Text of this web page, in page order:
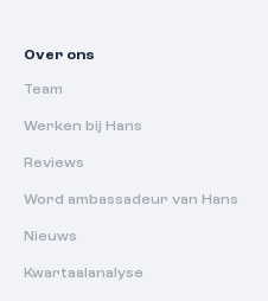
Over ons
Team
Werken bij Hans
Reviews
Word ambassadeur van Hans
Nieuws
Kwartaalanalyse